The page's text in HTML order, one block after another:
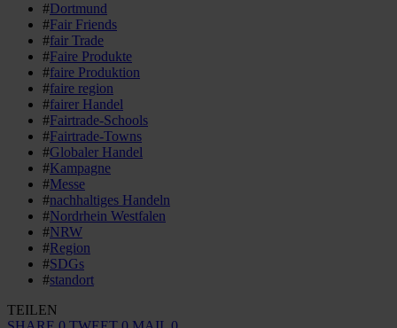
#Dortmund
#Fair Friends
#fair Trade
#Faire Produkte
#faire Produktion
#faire region
#fairer Handel
#Fairtrade-Schools
#Fairtrade-Towns
#Globaler Handel
#Kampagne
#Messe
#nachhaltiges Handeln
#Nordrhein Westfalen
#NRW
#Region
#SDGs
#standort
TEILEN